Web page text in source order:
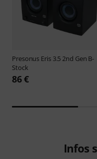
Presonus Eris 3.5 2nd Gen B-
Stock
86 €
Infos